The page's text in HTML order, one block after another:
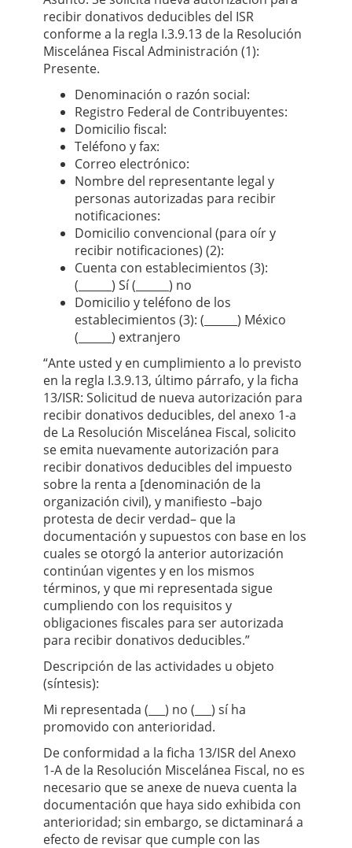
recibir donativos deducibles del ISR
conforme a la regla I.3.9.13 de la Resolución
Miscelánea Fiscal Administración (1):
Presente.
Denominación o razón social:
Registro Federal de Contribuyentes:
Domicilio ﬁscal:
Teléfono y fax:
Correo electrónico:
Nombre del representante legal y
personas autorizadas para recibir
notiﬁcaciones:
Domicilio convencional (para oír y
recibir notiﬁcaciones) (2):
Cuenta con establecimientos (3):
(______) Sí (______) no
Domicilio y teléfono de los
establecimientos (3): (______) México
(______) extranjero
“Ante usted y en cumplimiento a lo previsto
en la regla I.3.9.13, último párrafo, y la ﬁcha
13/ISR: Solicitud de nueva autorización para
recibir donativos deducibles, del anexo 1-a
de La Resolución Miscelánea Fiscal, solicito
se emita nuevamente autorización para
recibir donativos deducibles del impuesto
sobre la renta a [denominación de la
organización civil), y maniﬁesto –bajo
protesta de decir verdad– que la
documentación y supuestos con base en los
cuales se otorgó la anterior autorización
continúan vigentes y en los mismos
términos, y que mi representada sigue
cumpliendo con los requisitos y
obligaciones ﬁscales para ser autorizada
para recibir donativos deducibles.”
Descripción de las actividades u objeto
(síntesis):
Mi representada (___) no (___) sí ha
promovido con anterioridad.
De conformidad a la ﬁcha 13/ISR del Anexo
1-A de la Resolución Miscelánea Fiscal, no es
necesario que se anexe de nueva cuenta la
documentación que haya sido exhibida con
anterioridad; sin embargo, se dictaminará a
efecto de revisar que cumple con las